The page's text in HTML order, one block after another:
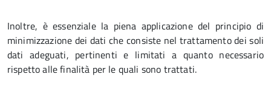
Inoltre, è essenziale la piena applicazione del principio di
minimizzazione dei dati che consiste nel trattamento dei soli
dati adeguati, pertinenti e limitati a quanto necessario
rispetto alle finalità per le quali sono trattati.